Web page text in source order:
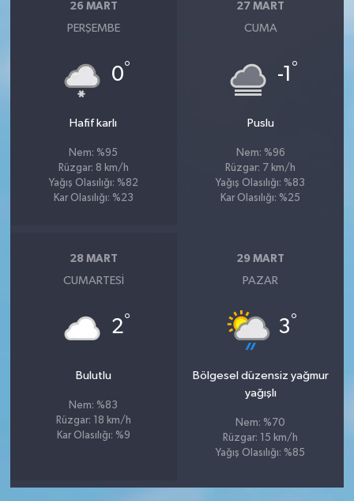
26 MART
PERŞEMBE
0°
Hafif karlı
Nem: %95
Rüzgar: 8 km/h
Yağış Olasılığı: %82
Kar Olasılığı: %23
27 MART
CUMA
-1 °
Puslu
Nem: %96
Rüzgar: 7 km/h
Yağış Olasılığı: %83
Kar Olasılığı: %25
28 MART
CUMARTESI
2°
Bulutlu
Nem: %83
Rüzgar: 18 km/h
Kar Olasılığı: %9
29 MART
PAZAR
3°
Bölgesel düzensiz yağmur
yağışlı
Nem: %70
Rüzgar: 15 km/h
Yağış Olasılığı: %85